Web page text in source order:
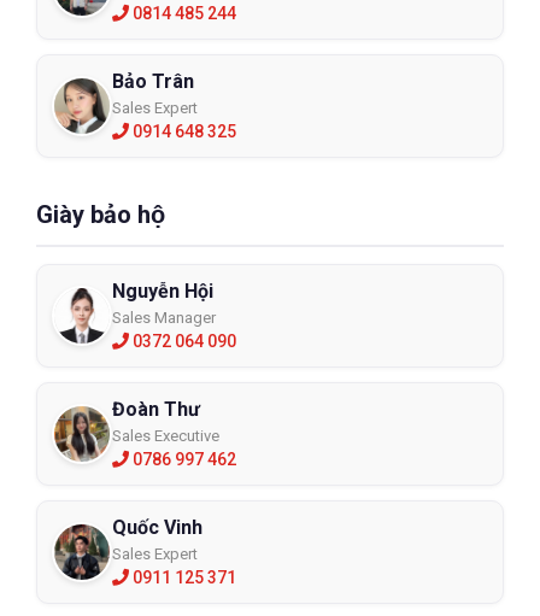
0814 485 244
Bảo Trân
Sales Expert
0914 648 325
Giày bảo hộ
Nguyễn Hội
Sales Manager
0372 064 090
Đoàn Thư
Sales Executive
0786 997 462
Quốc Vinh
Sales Expert
0911 125 371